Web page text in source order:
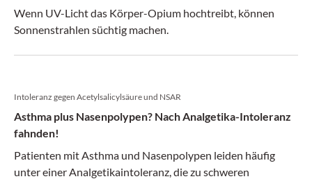
Wenn UV-Licht das Körper-Opium hochtreibt, können
Sonnenstrahlen süchtig machen.
Intoleranz gegen Acetylsalicylsäure und NSAR
Asthma plus Nasenpolypen? Nach Analgetika-Intoleranz
fahnden!
Patienten mit Asthma und Nasenpolypen leiden häufig
unter einer Analgetikaintoleranz, die zu schweren